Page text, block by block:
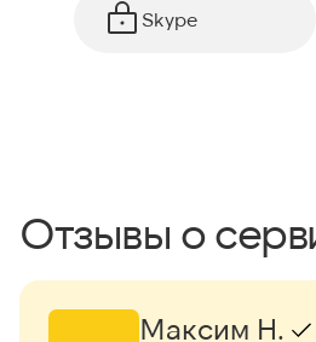
Skype
Отзывы о
Максим Н.